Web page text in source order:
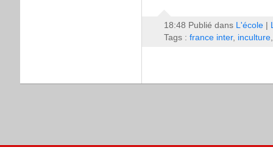
18:48 Publié dans L'école|
Tags : france inter, inculture